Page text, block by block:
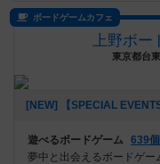
ボードゲームカフェ
上野ボ
東京都台
遊べるボードゲーム 639個
夢中と出会えるボードゲー